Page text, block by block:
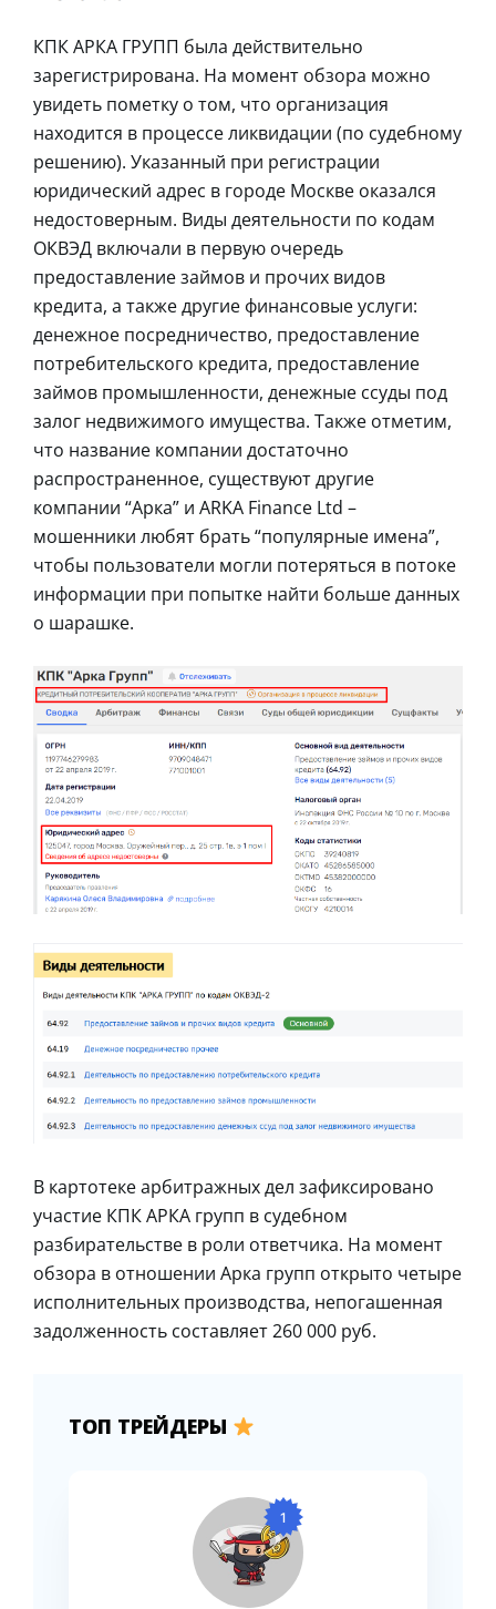
КПК АРКА ГРУПП была действительно
зарегистрирована. На момент обзора можно
увидеть пометку о том, что организация
находится в процессе ликвидации (по судебному
решению). Указанный при регистрации
юридический адрес в городе Москве оказался
недостоверным. Виды деятельности по кодам
ОКВЭД включали в первую очередь
предоставление займов и прочих видов
кредита, а также другие финансовые услуги:
денежное посредничество, предоставление
потребительского кредита, предоставление
займов промышленности, денежные ссуды под
залог недвижимого имущества. Также отметим,
что название компании достаточно
распространенное, существуют другие
компании “Арка” и ARKA Finance Ltd –
мошенники любят брать “популярные имена”,
чтобы пользователи могли потеряться в потоке
информации при попытке найти больше данных
о шарашке.
В картотеке арбитражных дел зафиксировано
участие КПК АРКА групп в судебном
разбирательстве в роли ответчика. На момент
обзора в отношении Арка групп открыто четыре
исполнительных производства, непогашенная
задолженность составляет 260 000 руб.
ТОП ТРЕЙДЕРЫ
1